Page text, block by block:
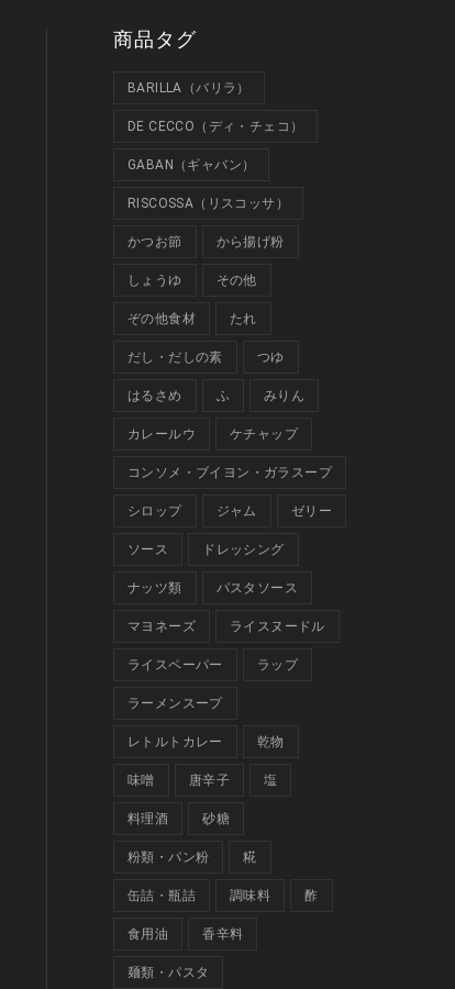
商品タグ
BARILLA（バリラ）
DE CECCO（ディ・チェコ）
GABAN（ギャバン）
RISCOSSA（リスコッサ）
かつお節 から揚げ粉
しょうゆ その他
ぞの他食材 たれ
だし・だしの素 つゆ
はるさめ ふ みりん
カレールウ ケチャップ
コンソメ・ブイヨン・ガラスープ
シロップ ジャム ゼリー
ソース ドレッシング
ナッツ類 パスタソース
マヨネーズ ライスヌードル
ライスペーパー ラップ
ラーメンスープ
レトルトカレー 乾物
味噌 唐辛子 塩
料理酒 砂糖
粉類・パン粉 糀
缶詰・瓶詰 調味料 酢
食用油 香辛料
麺類・パスタ